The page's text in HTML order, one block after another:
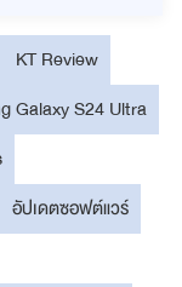
KT Review
Galaxy S24 Ultra
อัปเดตซอฟต์แวร์